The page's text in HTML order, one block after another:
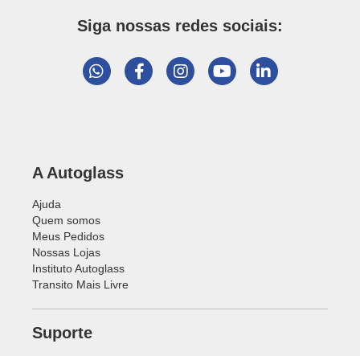
Siga nossas redes sociais:
A Autoglass
Ajuda
Quem somos
Meus Pedidos
Nossas Lojas
Instituto Autoglass
Transito Mais Livre
Suporte